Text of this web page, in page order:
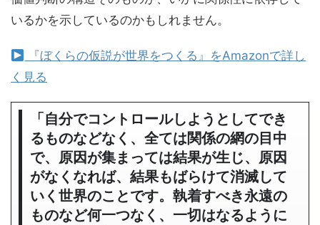
いるかを示しているのかもしれません。
『ぼくらの仮説が世界をつくる』をAmazonで詳し
く見る
「自分でコントロールしようとしてでき
るものなどなく、全ては関係の網の目中
で、原因が集まっては結果が生じ、原因
がなくなれば、結果もばらけて消滅して
いく世界のことです。執着すべき永遠の
ものなど何一つなく、一切はなるように